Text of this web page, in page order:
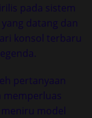
pada sistem
datang dan
konsol terbaru
pertanyaan
memperluas
model